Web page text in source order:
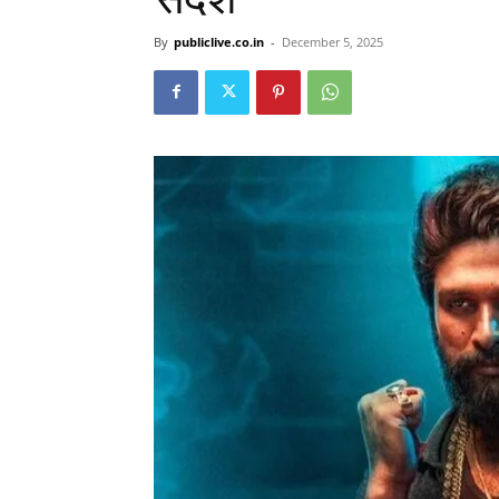
By publiclive.co.in - December 5, 2025